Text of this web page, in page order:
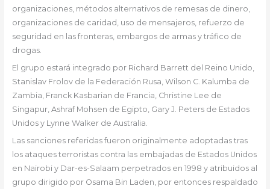
organizaciones, métodos alternativos de remesas de dinero,
organizaciones de caridad, uso de mensajeros, refuerzo de
seguridad en las fronteras, embargos de armas y tráfico de
drogas.
El grupo estará integrado por Richard Barrett del Reino Unido,
Stanislav Frolov de la Federación Rusa, Wilson C. Kalumba de
Zambia, Franck Kasbarian de Francia, Christine Lee de
Singapur, Ashraf Mohsen de Egipto, Gary J. Peters de Estados
Unidos y Lynne Walker de Australia.
Las sanciones referidas fueron originalmente adoptadas tras
los ataques terroristas contra las embajadas de Estados Unidos
en Nairobi y Dar-es-Salaam perpetrados en 1998 y atribuidos al
grupo dirigido por Osama Bin Laden, por entonces respaldado